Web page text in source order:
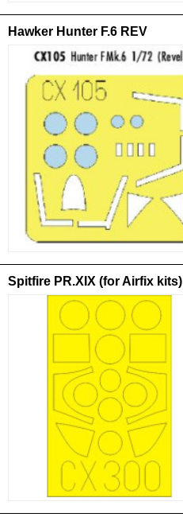
Hawker Hunter F.6 REV
Spitfire PR.XIX (for Airfix kits)